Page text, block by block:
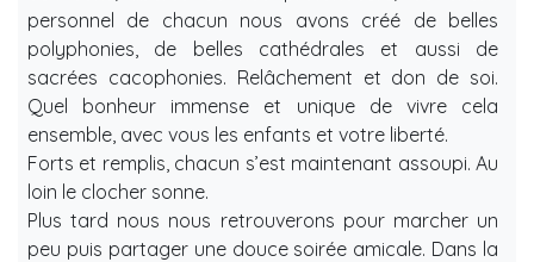
personnel de chacun nous avons créé de belles
polyphonies, de belles cathédrales et aussi de
sacrées cacophonies. Relâchement et don de soi.
Quel bonheur immense et unique de vivre cela
ensemble, avec vous les enfants et votre liberté.
Forts et remplis, chacun s’est maintenant assoupi. Au
loin le clocher sonne.
Plus tard nous nous retrouverons pour marcher un
peu puis partager une douce soirée amicale. Dans la